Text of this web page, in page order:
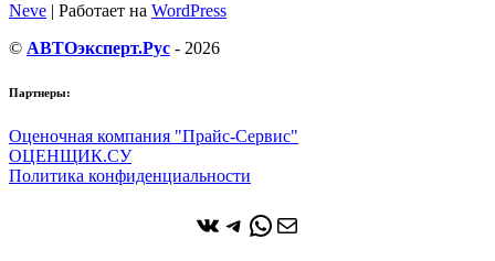
Neve | Работает на WordPress
© АВТОэксперт.Рус - 2026
Партнеры:
Оценочная компания "Прайс-Сервис"
ОЦЕНЩИК.СУ
Политика конфиденциальности
ВКонтакте
Telegram
WhatsApp
Почта